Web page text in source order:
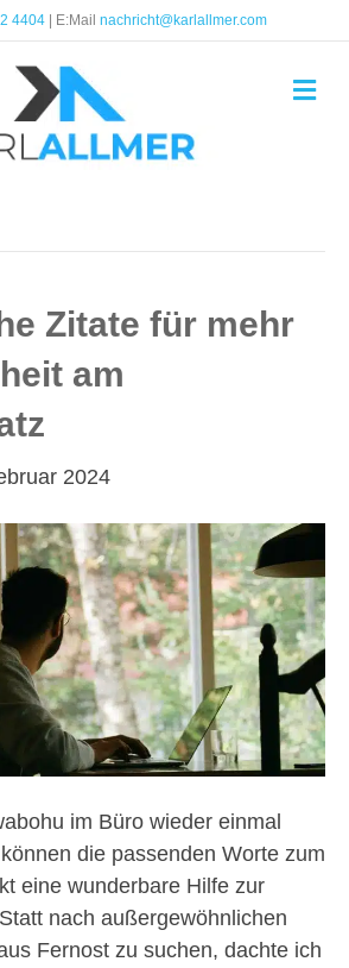
4404 | E:Mail nachricht@karlallmer.com
Zitate für mehr
am
2024
im Büro wieder einmal
die passenden Worte zum
eine wunderbare Hilfe zur
nach außergewöhnlichen
Fernost zu suchen, dachte ich